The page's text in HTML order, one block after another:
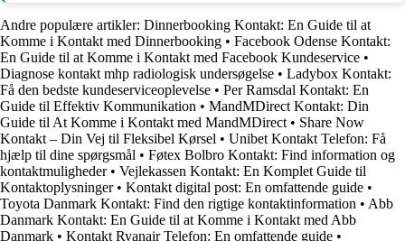
Andre populære artikler: Dinnerbooking Kontakt: En Guide til at
Komme i Kontakt med Dinnerbooking • Facebook Odense Kontakt:
En Guide til at Komme i Kontakt med Facebook Kundeservice •
Diagnose kontakt mhp radiologisk undersøgelse • Ladybox Kontakt:
Få den bedste kundeserviceoplevelse • Per Ramsdal Kontakt: En
Guide til Effektiv Kommunikation • MandMDirect Kontakt: Din
Guide til At Komme i Kontakt med MandMDirect • Share Now
Kontakt – Din Vej til Fleksibel Kørsel • Unibet Kontakt Telefon: Få
hjælp til dine spørgsmål • Føtex Bolbro Kontakt: Find information og
kontaktmuligheder• Vejlekassen Kontakt: En Komplet Guide til
Kontaktoplysninger• Kontakt digital post: En omfattende guide •
Toyota Danmark Kontakt: Find den rigtige kontaktinformation • Abb
Danmark Kontakt: En Guide til at Komme i Kontakt med Abb
Danmark • Kontakt Ryanair Telefon: En omfattende guide •